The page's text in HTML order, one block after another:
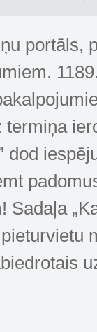
portāls,
dod
Sadaļa